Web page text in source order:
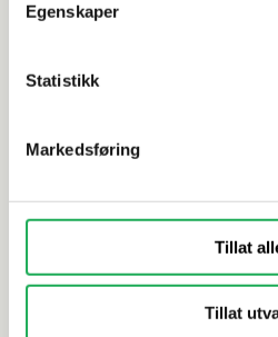
Egenskaper
Statistikk
Markedsføring
Tillat
Tillat
Enamel Stick, Borgogna